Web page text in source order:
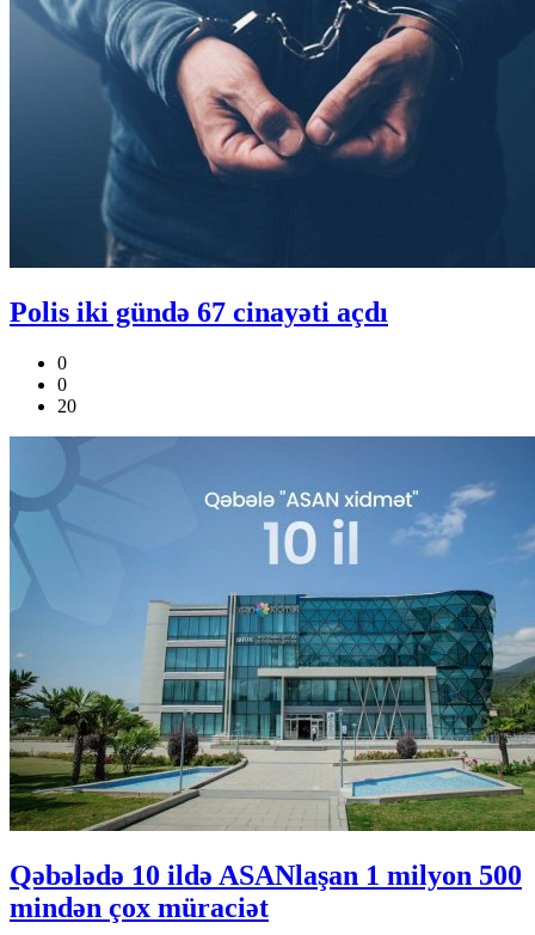
Polis iki gündə 67 cinayəti açdı
0
0
20
Qəbələdə 10 ildə ASANlaşan 1 milyon 500
mindən çox müraciət